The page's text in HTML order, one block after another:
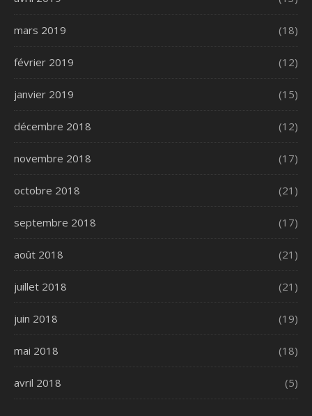
mars 2019 (18)
février 2019 (12)
janvier 2019 (15)
décembre 2018 (12)
novembre 2018 (17)
octobre 2018 (21)
septembre 2018 (17)
août 2018 (21)
juillet 2018 (21)
juin 2018 (19)
mai 2018 (18)
avril 2018 (5)